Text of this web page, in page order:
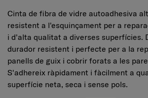
Cinta de fibra de vidre autoadhesiva
resistent a l'esquinçament per a
i d'alta qualitat a diverses superfícies.
durador resistent i perfecte per a la
panells de guix i cobrir forats a les
S'adhereix ràpidament i fàcilment a
superfície neta, seca i sense pols.